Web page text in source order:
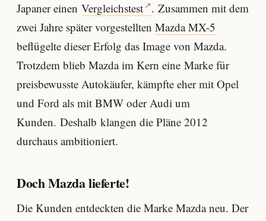
Japaner einen Vergleichstest . Zusammen mit dem
zwei Jahre später vorgestellten Mazda MX-5
beflügelte dieser Erfolg das Image von Mazda.
Trotzdem blieb Mazda im Kern eine Marke für
preisbewusste Autokäufer, kämpfte eher mit Opel
und Ford als mit BMW oder Audi um
Kunden. Deshalb klangen die Pläne 2012
durchaus ambitioniert.
Doch Mazda lieferte!
Die Kunden entdeckten die Marke Mazda neu. Der